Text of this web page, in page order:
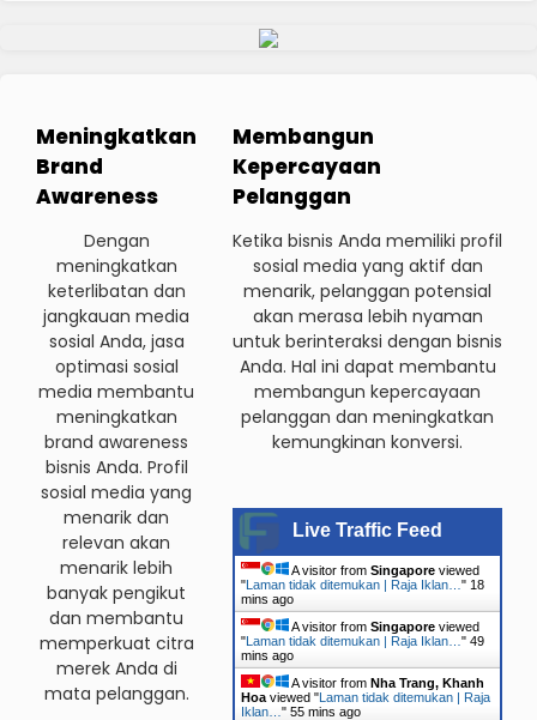
Meningkatkan
Brand
Awareness
Dengan
meningkatkan
keterlibatan dan
jangkauan media
sosial Anda, jasa
optimasi sosial
media membantu
meningkatkan
brand awareness
bisnis Anda. Profil
sosial media yang
menarik dan
relevan akan
menarik lebih
banyak pengikut
dan membantu
memperkuat citra
merek Anda di
mata pelanggan.
Membangun
Kepercayaan
Pelanggan
Ketika bisnis Anda memiliki profil
sosial media yang aktif dan
menarik, pelanggan potensial
akan merasa lebih nyaman
untuk berinteraksi dengan bisnis
Anda. Hal ini dapat membantu
membangun kepercayaan
pelanggan dan meningkatkan
kemungkinan konversi.
Live Traffic Feed
A visitor from Singapore viewed
"Laman tidak ditemukan | Raja Iklan… " 18
mins ago
A visitor from Singapore viewed
"Laman tidak ditemukan | Raja Iklan… " 49
mins ago
A visitor from Nha Trang, Khanh
Hoa viewed "Laman tidak ditemukan | Raja
Iklan… " 55 mins ago